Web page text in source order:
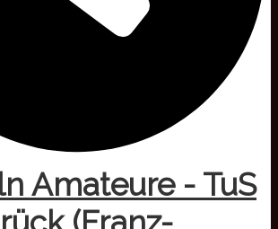
Amateure - TuS